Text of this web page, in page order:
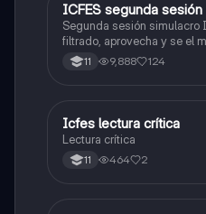
ICFES: Lectura Crítica
ICFES segunda
Segunda sesión simulacro
filtrado, aprovecha y se el
poder ingresar a
carrera con la que tanto
11 9,888 124
Lengua Castellana
Icfes lectura crítica
Lectura crítica
11 464 2